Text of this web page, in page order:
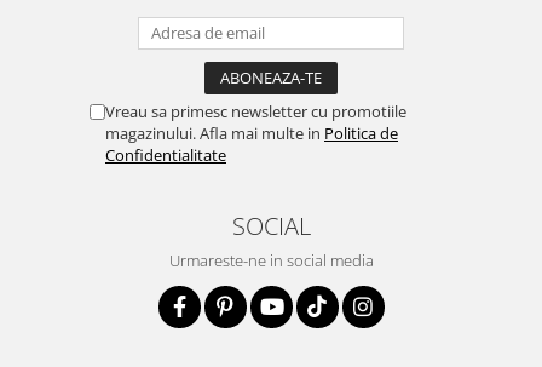
Vreau sa primesc newsletter cu promotiile
magazinului. Afla mai multe in Politica de
Confidentialitate
SOCIAL
Urmareste-ne in social media